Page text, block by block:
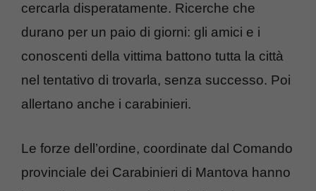
cercarla disperatamente. Ricerche che
durano per un paio di giorni: gli amici e i
conoscenti della vittima battono tutta la città
nel tentativo di trovarla, senza successo. Poi
allertano anche i carabinieri.
Le forze dell’ordine, coordinate dal Comando
provinciale dei Carabinieri di Mantova hanno